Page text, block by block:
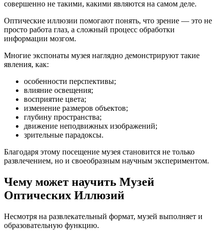
совершенно не такими, какими являются на самом деле.
Оптические иллюзии помогают понять, что зрение — это не
просто работа глаз, а сложный процесс обработки
информации мозгом.
Многие экспонаты музея наглядно демонстрируют такие
явления, как:
особенности перспективы;
влияние освещения;
восприятие цвета;
изменение размеров объектов;
глубину пространства;
движение неподвижных изображений;
зрительные парадоксы.
Благодаря этому посещение музея становится не только
развлечением, но и своеобразным научным экспериментом.
Чему может научить Музей
Оптических Иллюзий
Несмотря на развлекательный формат, музей выполняет и
образовательную функцию.